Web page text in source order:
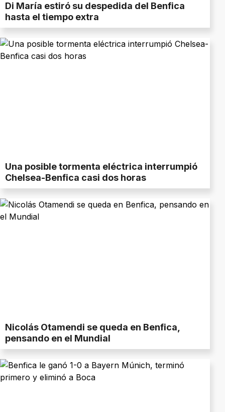
Di María estiró su despedida del Benfica
hasta el tiempo extra
Una posible tormenta eléctrica interrumpió
Chelsea-Benfica casi dos horas
Nicolás Otamendi se queda en Benfica,
pensando en el Mundial